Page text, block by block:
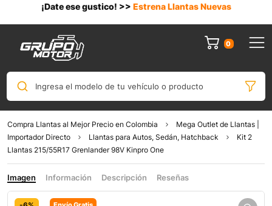
¡Date ese gustico! >> Estrena Llantas Nuevas
0
Ingresa el modelo de tu vehículo o producto
Compra Llantas al Mejor Precio en Colombia
Mega Outlet de Llantas |
Importador Directo
Llantas para Autos, Sedán, Hatchback
Kit 2
Llantas 215/55R17 Grenlander 98V Kinpro One
Imagen Información Descripción Reseñas